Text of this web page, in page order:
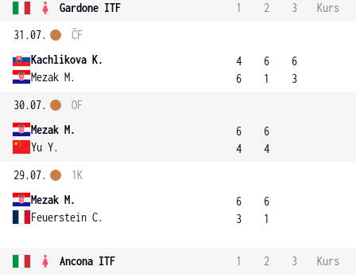
Gardone ITF 1 2 3
Kurs
31.07.
Kachlikova K.
Mezak M.
ČF
4
6
6
1
6
3
30.07.
Mezak M.
Yu Y.
OF
6
4
6
4
29.07.
Mezak M.
Feuerstein C.
1K
6
3
6
1
Ancona ITF 1 2 3
Kurs